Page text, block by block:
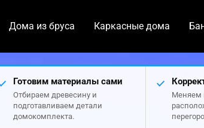
Дома из бруса Каркасные дома
Готовим материалы сами
Отбираем древесину и
подготавливаем детали
домокомплекта.
Меняем